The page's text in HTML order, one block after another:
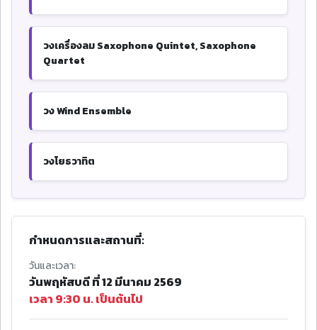
วงเครื่องลม Saxophone Quintet, Saxophone
Quartet
วง Wind Ensemble
วงโยธวาทิต
กำหนดการและสถานที่:
วันและเวลา:
วันพฤหัสบดี ที่ 12 มีนาคม 2569
เวลา 9:30 น. เป็นต้นไป